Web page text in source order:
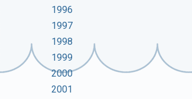
1996
1997
1998
1999
2000
2001